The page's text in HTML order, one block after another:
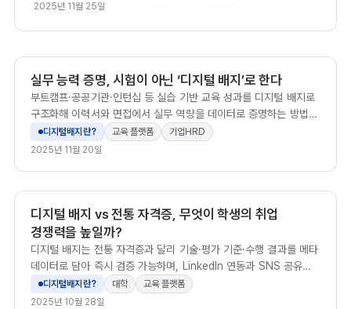
2025년 11월 25일
실무 능력 증명, 시험이 아닌 ‘디지털 배지’로 한다
부트캠프·공공기관·인턴십 등 실습 기반 교육 성과를 디지털 배지로
구조화해 이력서와 면접에서 실무 역량을 데이터로 증명하는 방법을
소개합니다.
디지털배지란? 교육 플랫폼
기업HRD
2025년 11월 20일
디지털 배지 vs 전통 자격증, 무엇이 학생의 취업
경쟁력을 높일까?
디지털 배지는 전통 자격증과 달리 기술·평가 기준·수행 결과를 메타
데이터로 담아 즉시 검증 가능하며, LinkedIn 연동과 SNS 공유를
통해 수료생의 취업 노출도와 채용 신뢰도를 높입니다.
디지털배지란? 대학
교육 플랫폼
2025년 10월 28일